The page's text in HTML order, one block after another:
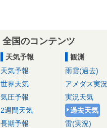
全国のコンテンツ
天気予報
天気予報
世界天気
気圧予報
2週間天気
長期予報
観測
雨雲(過去)
アメダス実況
実況天気
過去天気
雷(実況)